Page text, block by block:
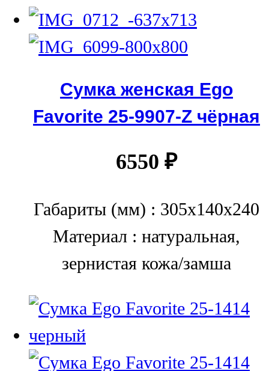
Сумка женская Ego
Favorite 25-9907-Z чёрная
6550 ₽
Габариты (мм) : 305x140x240
Материал : натуральная,
зернистая кожа/замша